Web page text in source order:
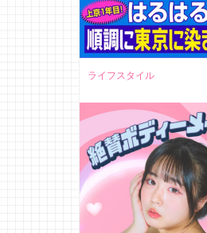
ライフスタイル